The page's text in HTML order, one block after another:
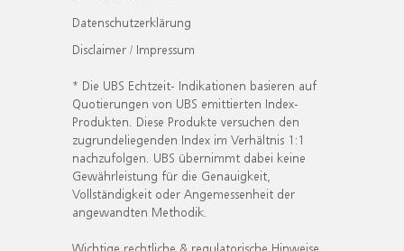
Datenschutzerklärung
Disclaimer / Impressum
* Die UBS Echtzeit- Indikationen basieren auf
Quotierungen von UBS emittierten Index-
Produkten. Diese Produkte versuchen den
zugrundeliegenden Index im Verhältnis 1:1
nachzufolgen. UBS übernimmt dabei keine
Gewährleistung für die Genauigkeit,
Vollständigkeit oder Angemessenheit der
angewandten Methodik.